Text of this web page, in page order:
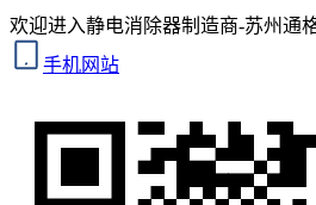
欢迎进入静电消除器制造商-苏州通
手机网站